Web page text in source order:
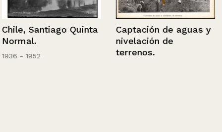
Chile, Santiago Quinta
Normal.
1936 - 1952
Captación de aguas y
nivelación de
terrenos.